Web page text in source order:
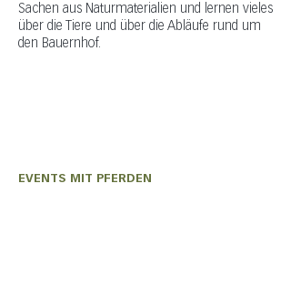
Sachen aus Naturmaterialien und lernen vieles
über die Tiere und über die Abläufe rund um
den Bauernhof.
EVENTS MIT PFERDEN